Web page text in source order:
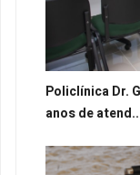
Policlínica Dr.
anos de